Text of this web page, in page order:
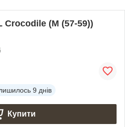
(M (57-59))
9 днів
Купити